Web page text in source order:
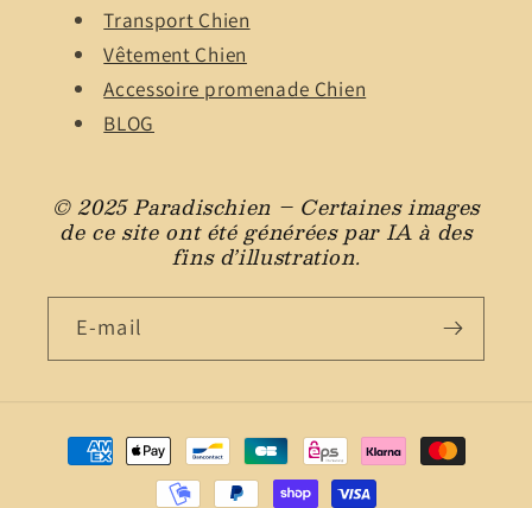
Transport Chien
Vêtement Chien
Accessoire promenade Chien
BLOG
© 2025 Paradischien – Certaines images
de ce site ont été générées par IA à des
fins d’illustration.
E-mail
Moyens
de